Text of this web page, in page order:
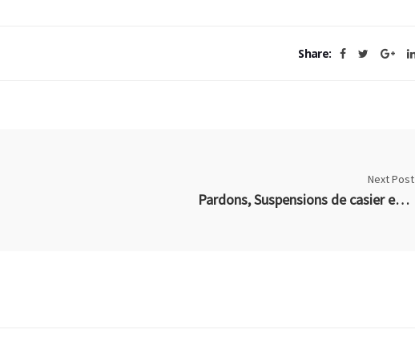
Share:
Next Post
Pardons, Suspensions de casier et Nexus (II)